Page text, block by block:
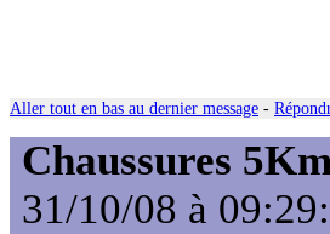
Aller tout en bas au dernier message -
Chaussures 5Km
31/10/08 à